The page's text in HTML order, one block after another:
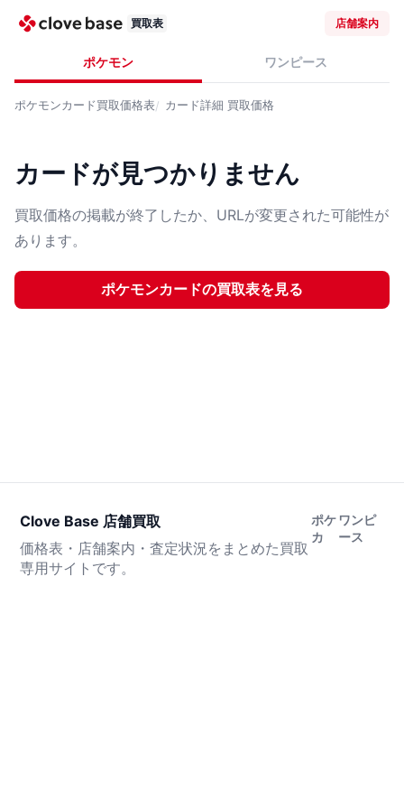
買取表 店舗案内
ポケモン ワンピース
ポケモンカード買取価格表 カード詳細 買取価格
カードが見つかりません
買取価格の掲載が終了したか、URLが変更された可能性が
あります。
ポケモンカードの買取表を見る
Clove Base 店舗買取
価格表・店舗案内・査定状況をまとめた買取
専用サイトです。
ポケ
カ
ワンピ
ース